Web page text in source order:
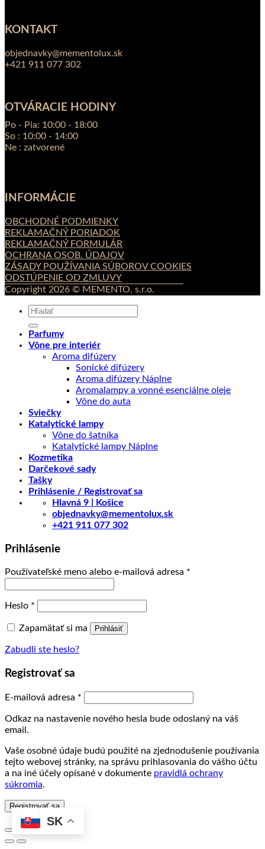
KONTAKT
objednavky@mementolux.sk
+421 911 077 302
OTVÁRACIE HODINY
Po - Pia: 10:00 - 18:00
So : 10:00 - 14:00
Ne : zatvorené
INFORMÁCIE
OBCHODNÉ PODMIENKY
REKLAMAČNÝ PORIADOK
REKLAMAČNÝ FORMULÁR
OCHRANA OSOB. ÚDAJOV
ZÁSADY POUŽÍVANIA SÚBOROV COOKIES
ODSTÚPENIE OD ZMLUVY
Copyright 2026 © MEMENTO, s.r.o.
Hľadať:
Parfumy
Vône pre interiér
Aroma difúzery
Sonické difúzery
Aroma difúzery Náplne
Aromalampy a vonné esenciálne oleje
Vône do auta
Sviečky
Katalytické lampy
Vône do šatníka
Katalytické lampy Náplne
Kozmetika
Darčekové sady
Tašky
Prihlásenie / Registrovať sa
Hlavná 9 | Košice
objednavky@mementolux.sk
+421 911 077 302
SK
Prihlásenie
Používateľské meno alebo e-mailová adresa *
Heslo *
Zapamätať si ma Prihlásiť
Zabudli ste heslo?
Registrovať sa
E-mailová adresa *
Odkaz na nastavenie nového hesla bude odoslaný na váš
email.
Vaše osobné údaje budú použité na zjednodušenie používania
tejto webovej stránky, na správu prihlasovania do vášho účtu
a na iné účely opísané v dokumente pravidlá ochrany
súkromia.
Registrovať sa